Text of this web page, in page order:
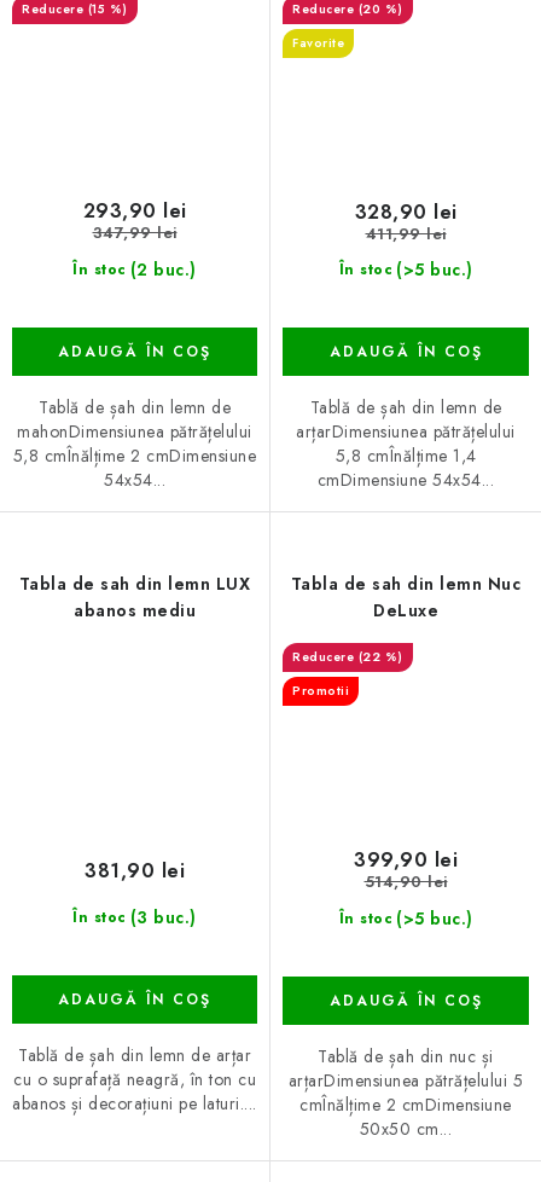
(15 %)
În stoc (2 buc.)
293,90 lei
347,99 lei
ADAUGĂ ÎN COŞ
Tablă de șah din lemn de
mahonDimensiunea pătrățelului
5,8 cmÎnălțime 2 cmDimensiune
54x54...
(20 %)
Favorite
În stoc (>5 buc.)
328,90 lei
411,99 lei
ADAUGĂ ÎN COŞ
Tablă de șah din lemn de
arțarDimensiunea pătrățelului
5,8 cmÎnălțime 1,4
cmDimensiune 54x54...
Tabla de sah din lemn LUX
abanos mediu
În stoc (3 buc.)
381,90 lei
ADAUGĂ ÎN COŞ
Tablă de șah din lemn de arțar
cu o suprafață neagră, în ton cu
abanos și decorațiuni pe laturi....
Tabla de sah din lemn Nuc
DeLuxe
(22 %)
Promotii
În stoc (>5 buc.)
399,90 lei
514,90 lei
ADAUGĂ ÎN COŞ
Tablă de șah din nuc și
arțarDimensiunea pătrățelului 5
cmÎnălțime 2 cmDimensiune
50x50 cm...